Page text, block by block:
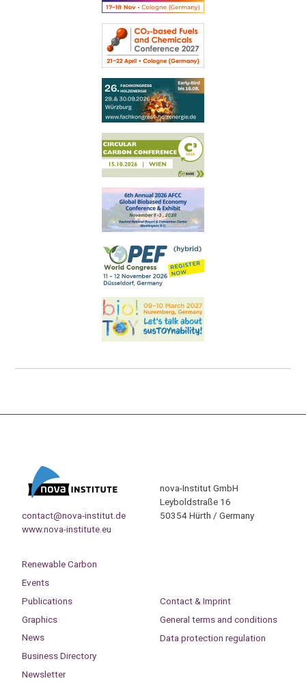
contact@nova-institut.de
www.nova-institute.eu
nova-Institut GmbH
Leyboldstraße 16
50354 Hürth / Germany
Renewable Carbon
Events
Publications
Graphics
News
Business Directory
Newsletter
Contact & Imprint
General terms and conditions
Data protection regulation